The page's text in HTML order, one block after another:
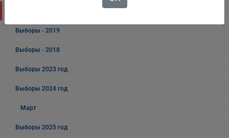
Выборы - 2019
Выборы - 2018
Выборы 2023 год
Выборы 2024 год
Март
Выборы 2025 год